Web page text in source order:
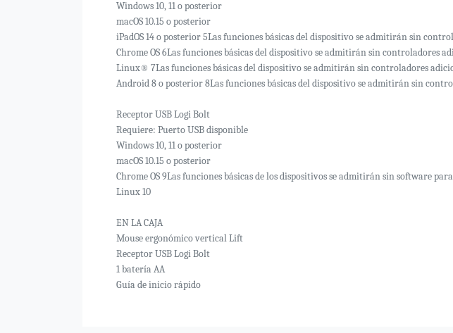
Windows 10, 11 o posterior
macOS 10.15 o posterior
iPadOS 14 o posterior 5Las funciones básicas del dispositivo se admitirán sin
Chrome OS 6Las funciones básicas del dispositivo se admitirán sin controladores
Linux® 7Las funciones básicas del dispositivo se admitirán sin controladores
Android 8 o posterior 8Las funciones básicas del dispositivo se admitirán sin
Receptor USB Logi Bolt
Requiere: Puerto USB disponible
Windows 10, 11 o posterior
macOS 10.15 o posterior
Chrome OS 9Las funciones básicas de los dispositivos se admitirán sin software
Linux 10
EN LA CAJA
Mouse ergonómico vertical Lift
Receptor USB Logi Bolt
1 batería AA
Guía de inicio rápido